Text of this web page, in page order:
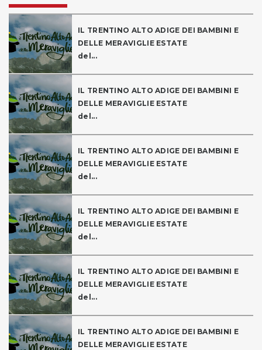
IL TRENTINO ALTO ADIGE DEI BAMBINI E
DELLE MERAVIGLIE ESTATE
del...
IL TRENTINO ALTO ADIGE DEI BAMBINI E
DELLE MERAVIGLIE ESTATE
del...
IL TRENTINO ALTO ADIGE DEI BAMBINI E
DELLE MERAVIGLIE ESTATE
del...
IL TRENTINO ALTO ADIGE DEI BAMBINI E
DELLE MERAVIGLIE ESTATE
del...
IL TRENTINO ALTO ADIGE DEI BAMBINI E
DELLE MERAVIGLIE ESTATE
del...
IL TRENTINO ALTO ADIGE DEI BAMBINI E
DELLE MERAVIGLIE ESTATE